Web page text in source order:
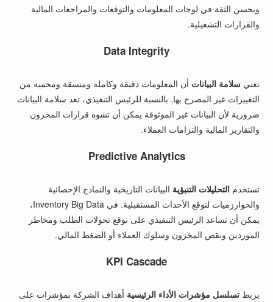
ويحسن الثقة في لوحات المعلومات والتوقعات والمراجعات المالية
والقرارات التشغيلية.
Data Integrity
تعنيسلامة البيانات أن المعلومات دقيقة وكاملة ومتسقة ومحمية من
التغييرات غير المصرح بها. بالنسبة للرئيس التنفيذي، تعد سلامة البيانات
ضرورية لأن البيانات غير الموثوقة يمكن أن تشوه قرارات المخزون
والتقارير المالية والتزامات العملاء.
Predictive Analytics
تستخدمالتحليلات التنبؤية البيانات التاريخية والنماذج الإحصائية
والخوارزميات لتوقع الأحداث المستقبلية. في Inventory Big Data،
يمكن أن تساعد الرئيس التنفيذي على توقع تحولات الطلب ومخاطر
الموردين ونقص المخزون وسلوك العملاء أو الضغط المالي.
KPI Cascade
يربطتسلسل مؤشرات الأداء الرئيسية أهداف الشركة بمؤشرات على